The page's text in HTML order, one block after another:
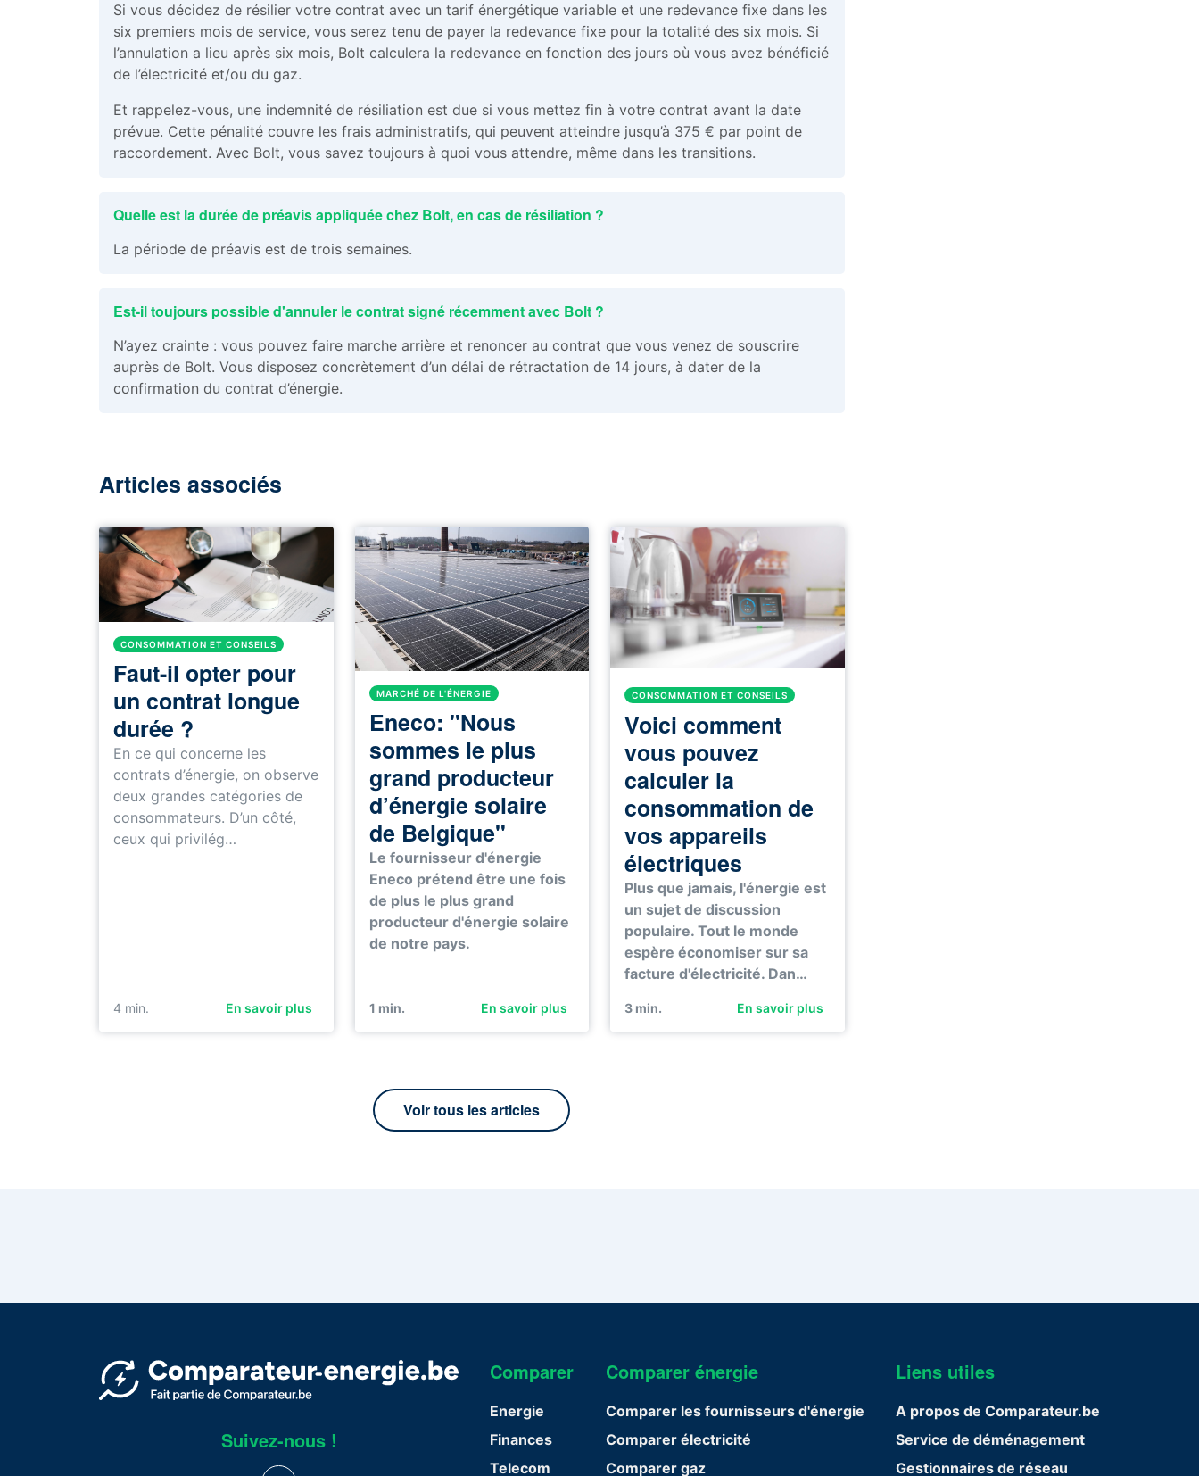
Si vous décidez de résilier votre contrat avec un tarif énergétique variable et une redevance fixe dans les
six premiers mois de service, vous serez tenu de payer la redevance fixe pour la totalité des six mois. Si
l’annulation a lieu après six mois, Bolt calculera la redevance en fonction des jours où vous avez bénéficié
de l’électricité et/ou du gaz.
Et rappelez-vous, une indemnité de résiliation est due si vous mettez fin à votre contrat avant la date
prévue. Cette pénalité couvre les frais administratifs, qui peuvent atteindre jusqu’à 375 € par point de
raccordement. Avec Bolt, vous savez toujours à quoi vous attendre, même dans les transitions.
Quelle est la durée de préavis appliquée chez Bolt, en cas de résiliation ?
La période de préavis est de trois semaines.
Est-il toujours possible d'annuler le contrat signé récemment avec Bolt ?
N’ayez crainte : vous pouvez faire marche arrière et renoncer au contrat que vous venez de souscrire
auprès de Bolt. Vous disposez concrètement d’un délai de rétractation de 14 jours, à dater de la
confirmation du contrat d’énergie.
Articles associés
CONSOMMATION ET CONSEILS
Faut-il opter pour
un contrat longue
durée ?
En ce qui concerne les
contrats d’énergie, on observe
deux grandes catégories de
consommateurs. D’un côté,
ceux qui privilég…
4 min. En savoir plus
MARCHÉ DE L'ÉNERGIE
Eneco: "Nous
sommes le plus
grand producteur
d’énergie solaire
de Belgique"
Le fournisseur d'énergie
Eneco prétend être une fois
de plus le plus grand
producteur d'énergie solaire
de notre pays.
1 min. En savoir plus
CONSOMMATION ET CONSEILS
Voici comment
vous pouvez
calculer la
consommation de
vos appareils
électriques
Plus que jamais, l'énergie est
un sujet de discussion
populaire. Tout le monde
espère économiser sur sa
facture d'électricité. Dan…
3 min. En savoir plus
Voir tous les articles
Suivez-nous !
Comparer
Energie
Finances
Telecom
Comparer énergie
Comparer les fournisseurs d'énergie
Comparer électricité
Comparer gaz
Liens utiles
A propos de Comparateur.be
Service de déménagement
Gestionnaires de réseau